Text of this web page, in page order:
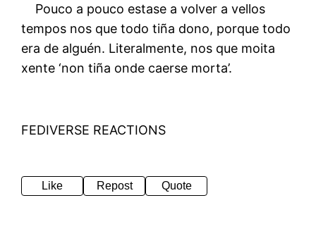
Pouco a pouco estase a volver a vellos
tempos nos que todo tiña dono, porque todo
era de alguén. Literalmente, nos que moita
xente ‘non tiña onde caerse morta’.
FEDIVERSE REACTIONS
Like Repost Quote